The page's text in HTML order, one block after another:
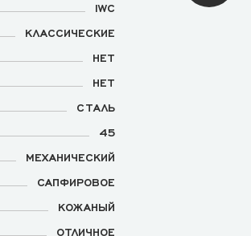
IWC
КЛАССИЧЕСКИЕ
НЕТ
НЕТ
СТАЛЬ
45
МЕХАНИЧЕСКИЙ
САПФИРОВОЕ
КОЖАНЫЙ
ОТЛИЧНОЕ